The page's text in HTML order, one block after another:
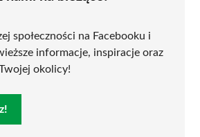
społeczności na Facebooku i
informacje, inspiracje oraz
okolicy!